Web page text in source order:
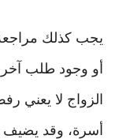
يجب كذلك
أو وجود طلب
الزواج لا يعني
أسرة، وقد يضيف